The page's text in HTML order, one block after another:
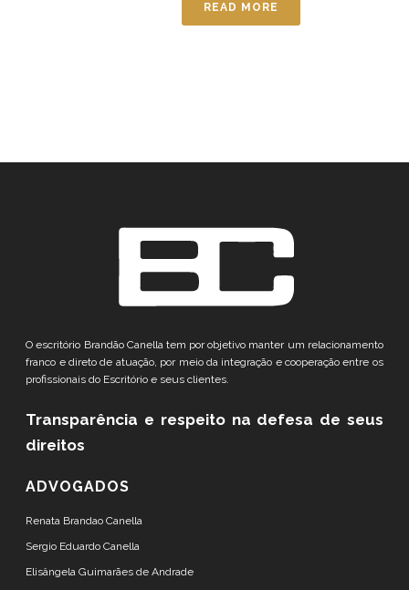
READ MORE
O escritório Brandão Canella tem por objetivo manter um relacionamento
franco e direto de atuação, por meio da integração e cooperação entre os
profissionais do Escritório e seus clientes.
Transparência e respeito na defesa de seus
direitos
ADVOGADOS
Renata Brandao Canella
Sergio Eduardo Canella
Elisângela Guimarães de Andrade